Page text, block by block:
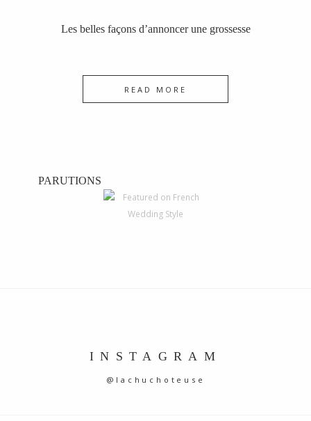
Les belles façons d’annoncer une grossesse
READ MORE
PARUTIONS
INSTAGRAM
@lachuchoteuse